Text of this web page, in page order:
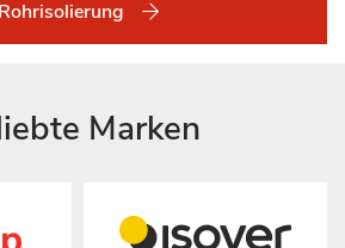
Rohrisolierung
Marken